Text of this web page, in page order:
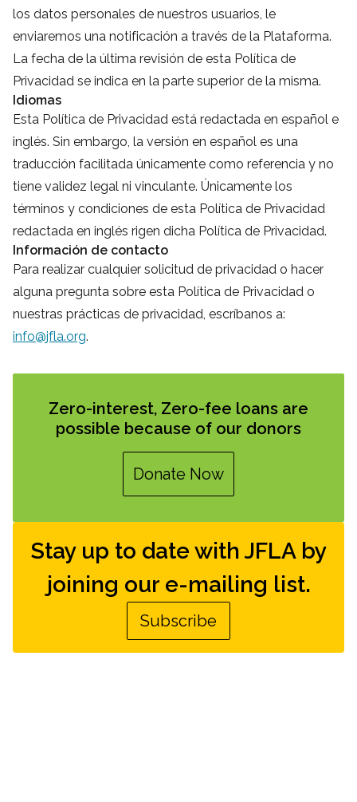
los datos personales de nuestros usuarios, le
enviaremos una notificación a través de la Plataforma.
La fecha de la última revisión de esta Política de
Privacidad se indica en la parte superior de la misma.
Idiomas
Esta Política de Privacidad está redactada en español e
inglés. Sin embargo, la versión en español es una
traducción facilitada únicamente como referencia y no
tiene validez legal ni vinculante. Únicamente los
términos y condiciones de esta Política de Privacidad
redactada en inglés rigen dicha Política de Privacidad.
Información de contacto
Para realizar cualquier solicitud de privacidad o hacer
alguna pregunta sobre esta Política de Privacidad o
nuestras prácticas de privacidad, escríbanos a:
info@jfla.org.
Zero-interest, Zero-fee loans are
possible because of our donors
Donate Now
Stay up to date with JFLA by
joining our e-mailing list.
Subscribe